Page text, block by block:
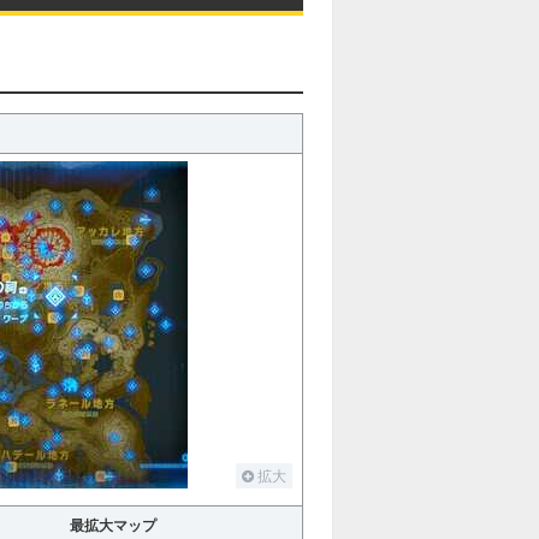
拡大
最拡大マップ